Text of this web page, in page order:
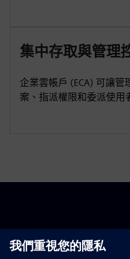
集中存取與管理
企業雲帳戶 (ECA) 可讓
案、指派權限和委派使用
開